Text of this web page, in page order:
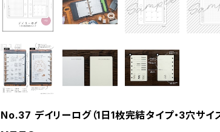
No.37 デイリーログ（1日1枚完結タイプ・3穴サイズ